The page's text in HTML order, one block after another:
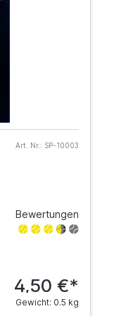
Art. Nr.: SP-10003
Bewertungen
4,50 €*
Gewicht: 0.5 kg